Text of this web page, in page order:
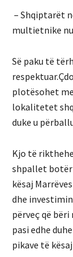
– Shqiptarët
multietnike
Së paku të
plotësohet
lokalitetet
duke u
Kjo të
shpallet
kësaj
dhe
përveç që
pasi edhe
pikave të